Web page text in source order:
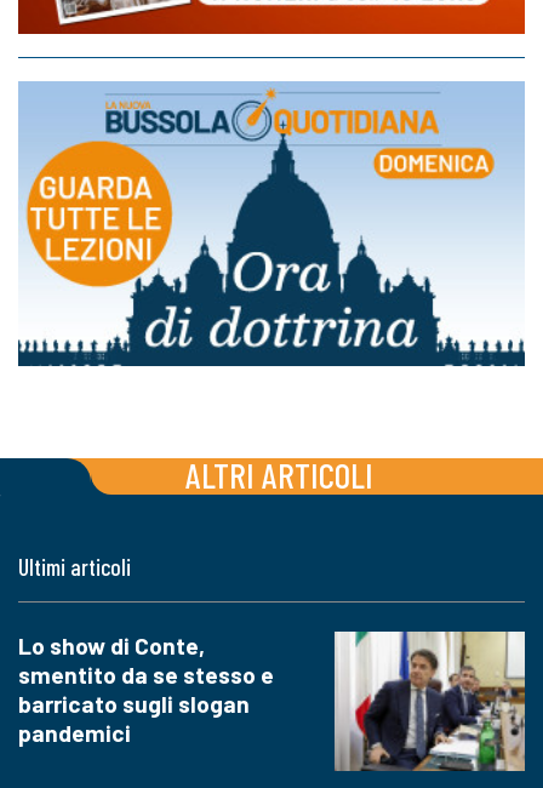
ALTRI ARTICOLI
Ultimi articoli
Lo show di Conte,
smentito da se stesso e
barricato sugli slogan
pandemici